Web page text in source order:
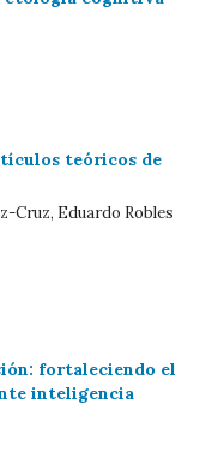
teóricos de
Cruz, Eduardo Robles
fortaleciendo el
inteligencia